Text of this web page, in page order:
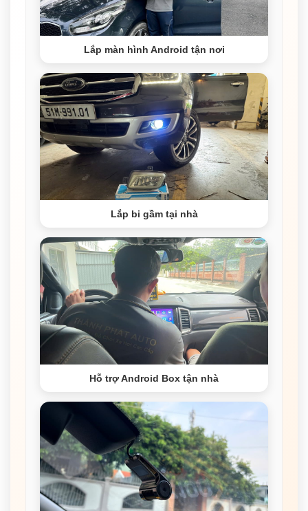
Lắp màn hình Android tận nơi
Lắp bi gầm tại nhà
Hỗ trợ Android Box tận nhà